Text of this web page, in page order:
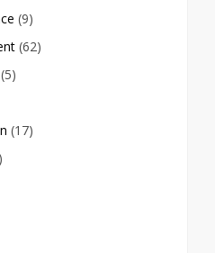
(9)
(62)
(5)
(17)